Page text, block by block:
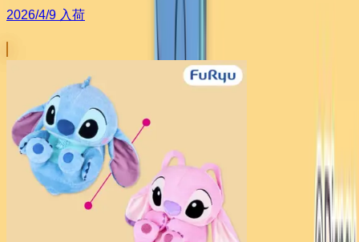
2026/4/9 入荷